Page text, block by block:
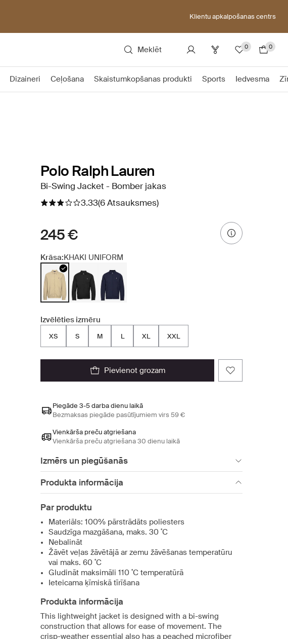
Klientu apkalpošanas centrs
Meklēt 0 0
Dizaineri Ceļošana Skaistumkopšanas produkti Sports Iedvesma
Polo Ralph Lauren
Bi-Swing Jacket - Bomber jakas
3.33(6 Atsauksmes)
245 €
Krāsa:KHAKI UNIFORM
Izvēlēties izmēru
XS S M L XL XXL
pievienot grozam
Piegāde 3-5 darba dienu laikā
Bezmaksas piegāde pasūtījumiem virs 59 €
Vienkārša preču atgriešana
Vienkārša preču atgriešana 30 dienu laikā
Izmērs un piegūšanās
Produkta informācija
Par produktu
Materiāls: 100% pārstrādāts poliesters
Saudzīga mazgāšana, maks. 30 ˚C
Nebalināt
Žāvēt veļas žāvētājā ar zemu žāvēšanas temperatūru
vai maks. 60 ˚C
Gludināt maksimāli 110 ˚C temperatūrā
Ieteicama ķīmiskā tīrīšana
Produkta informācija
This lightweight jacket is designed with a bi-swing
construction that allows for ease of movement. The
crisp-weather essential also has a peached microfiber